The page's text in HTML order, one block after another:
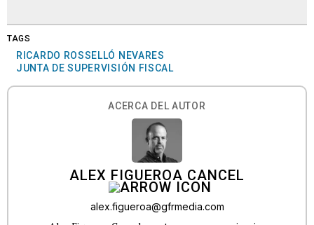
TAGS
RICARDO ROSSELLÓ NEVARES
JUNTA DE SUPERVISIÓN FISCAL
ACERCA DEL AUTOR
ALEX FIGUEROA CANCEL
alex.figueroa@gfrmedia.com